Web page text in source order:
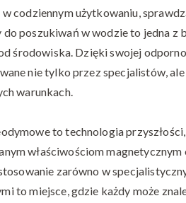
w codziennym użytkowaniu,
do poszukiwań w wodzie to jedna
środowiska. Dzięki swojej
nie tylko przez specjalistów,
warunkach.
to technologia
właściwościom
zarówno w
to miejsce, gdzie każdy może